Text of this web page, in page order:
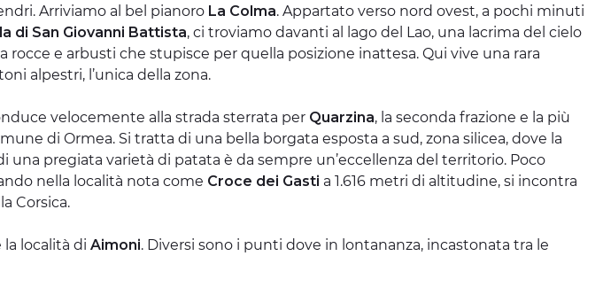
Arriviamo al bel pianoro La Colma. Appartato verso nord ovest, a pochi minuti
di San Giovanni Battista, ci troviamo davanti al lago del Lao, una lacrima del cielo
rocce e arbusti che stupisce per quella posizione inattesa. Qui vive una rara
alpestri, l’unica della zona.
velocemente alla strada sterrata per Quarzina, la seconda frazione e la più
di Ormea. Si tratta di una bella borgata esposta a sud, zona silicea, dove la
una pregiata varietà di patata è da sempre un’eccellenza del territorio. Poco
nella località nota come Croce dei Gasti a 1.616 metri di altitudine, si incontra
Corsica.
località di Aimoni. Diversi sono i punti dove in lontananza, incastonata tra le